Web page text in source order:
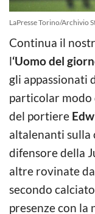
LaPresse Torino/Archivio
Continua il
l‘Uomo del
gli appassionati
particolar modo
del portiere
altalenanti sulla
difensore della
altre rovinate da
secondo
presenze con la